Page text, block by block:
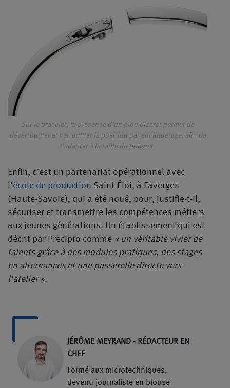
Sur le bracelet, la présence d’un pion discret permet de
déverrouiller et verrouiller la position par encliquetage, afin de
l’adapter à la taille du poignet.
Enfin, c’est un partenariat opérationnel avec
l’école de production Saint-Éloi, à Faverges
(Haute-Savoie), qui a été noué, pour, justifie-t-il,
sécuriser et transmettre les compétences métiers
aux jeunes générations. Un établissement qui est
décrit par Precipro comme « un véritable vivier de
talents grâce à des modules pratiques, des stages
en alternances et une passerelle directe vers
l’atelier ».
JÉRÔME MEYRAND - RÉDACTEUR EN
CHEF
Formé aux microtechniques,
devenu journaliste en blouse